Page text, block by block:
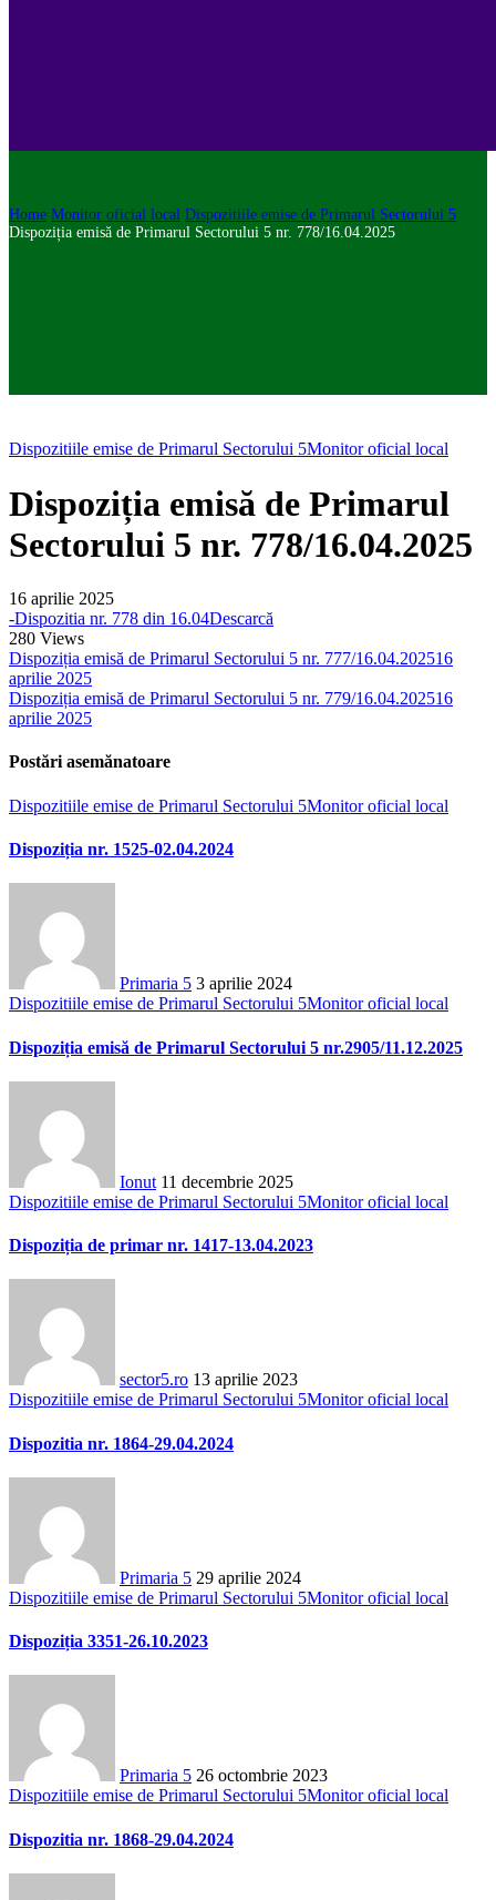
Home Monitor oficial local Dispozitiile emise de Primarul Sectorului 5
Dispoziția emisă de Primarul Sectorului 5 nr. 778/16.04.2025
Dispozitiile emise de Primarul Sectorului 5Monitor oficial local
Dispoziția emisă de Primarul
Sectorului 5 nr. 778/16.04.2025
16 aprilie 2025
-Dispozitia nr. 778 din 16.04Descarcă
280 Views
Dispoziția emisă de Primarul Sectorului 5 nr. 777/16.04.202516
aprilie 2025
Dispoziția emisă de Primarul Sectorului 5 nr. 779/16.04.202516
aprilie 2025
Postări asemănatoare
Dispozitiile emise de Primarul Sectorului 5Monitor oficial local
Dispoziția nr. 1525-02.04.2024
Primaria 5 3 aprilie 2024
Dispozitiile emise de Primarul Sectorului 5Monitor oficial local
Dispoziția emisă de Primarul Sectorului 5 nr.2905/11.12.2025
Ionut 11 decembrie 2025
Dispozitiile emise de Primarul Sectorului 5Monitor oficial local
Dispoziția de primar nr. 1417-13.04.2023
sector5.ro 13 aprilie 2023
Dispozitiile emise de Primarul Sectorului 5Monitor oficial local
Dispozitia nr. 1864-29.04.2024
Primaria 5 29 aprilie 2024
Dispozitiile emise de Primarul Sectorului 5Monitor oficial local
Dispoziția 3351-26.10.2023
Primaria 5 26 octombrie 2023
Dispozitiile emise de Primarul Sectorului 5Monitor oficial local
Dispozitia nr. 1868-29.04.2024